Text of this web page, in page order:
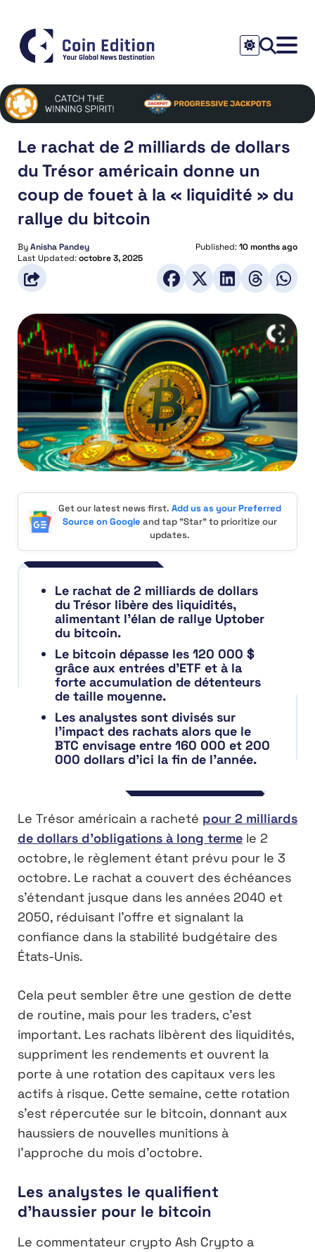
Le rachat de 2 milliards de dollars
du Trésor américain donne un
coup de fouet à la « liquidité » du
rallye du bitcoin
ByAnisha Pandey Published:10 months ago
Last Updated:octobre 3, 2025
Get our latest news first. Add us as your Preferred
Source on Google and tap "Star" to prioritize our
updates.
Le rachat de 2 milliards de dollars
du Trésor libère des liquidités,
alimentant l’élan de rallye Uptober
du bitcoin.
Le bitcoin dépasse les 120 000 $
grâce aux entrées d’ETF et à la
forte accumulation de détenteurs
de taille moyenne.
Les analystes sont divisés sur
l’impact des rachats alors que le
BTC envisage entre 160 000 et 200
000 dollars d’ici la fin de l’année.
Le Trésor américain a racheté pour 2 milliards
de dollars d’obligations à long terme le 2
octobre, le règlement étant prévu pour le 3
octobre. Le rachat a couvert des échéances
s’étendant jusque dans les années 2040 et
2050, réduisant l’offre et signalant la
confiance dans la stabilité budgétaire des
États-Unis.
Cela peut sembler être une gestion de dette
de routine, mais pour les traders, c’est
important. Les rachats libèrent des liquidités,
suppriment les rendements et ouvrent la
porte à une rotation des capitaux vers les
actifs à risque. Cette semaine, cette rotation
s’est répercutée sur le bitcoin, donnant aux
haussiers de nouvelles munitions à
l’approche du mois d’octobre.
Les analystes le qualifient
d’haussier pour le bitcoin
Le commentateur crypto Ash Crypto a